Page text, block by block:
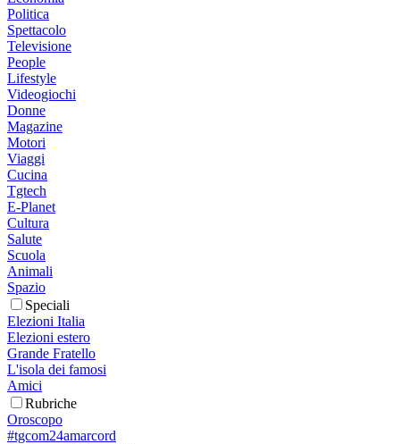
Politica
Spettacolo
Televisione
People
Lifestyle
Videogiochi
Donne
Magazine
Motori
Viaggi
Cucina
Tgtech
E-Planet
Cultura
Salute
Scuola
Animali
Spazio
Speciali
Elezioni Italia
Elezioni estero
Grande Fratello
L'isola dei famosi
Amici
Rubriche
Oroscopo
#tgcom24amarcord